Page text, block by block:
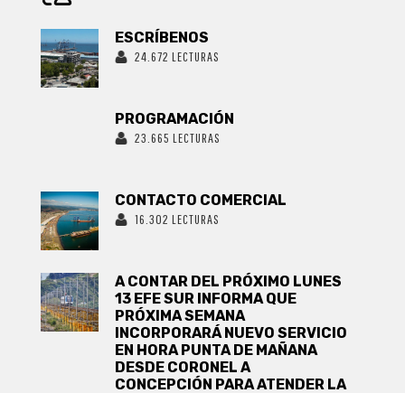
ESCRÍBENOS
24.672 LECTURAS
PROGRAMACIÓN
23.665 LECTURAS
CONTACTO COMERCIAL
16.302 LECTURAS
A CONTAR DEL PRÓXIMO LUNES
13 EFE SUR INFORMA QUE
PRÓXIMA SEMANA
INCORPORARÁ NUEVO SERVICIO
EN HORA PUNTA DE MAÑANA
DESDE CORONEL A
CONCEPCIÓN PARA ATENDER LA